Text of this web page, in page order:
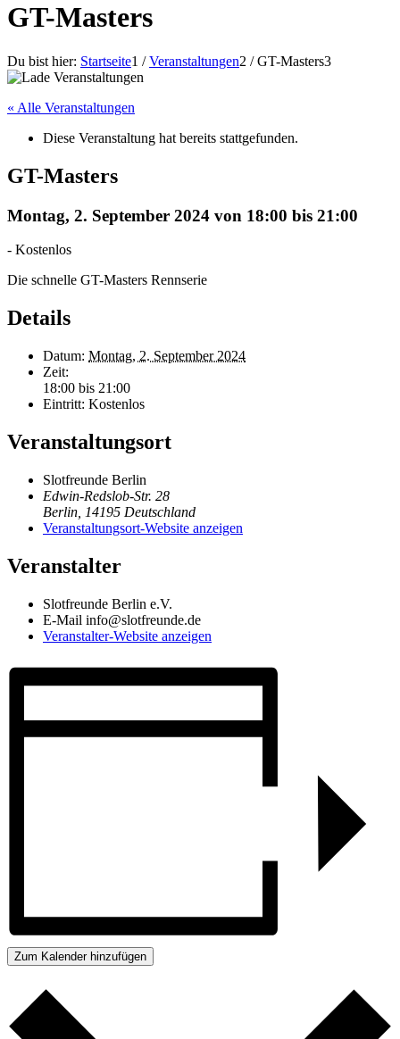
GT-Masters
Du bist hier: Startseite1 / Veranstaltungen2 / GT-Masters3
« Alle Veranstaltungen
Diese Veranstaltung hat bereits stattgefunden.
GT-Masters
Montag, 2. September 2024 von 18:00 bis 21:00
- Kostenlos
Die schnelle GT-Masters Rennserie
Details
Datum: Montag, 2. September 2024
Zeit:
18:00 bis 21:00
Eintritt: Kostenlos
Veranstaltungsort
Slotfreunde Berlin
Edwin-Redslob-Str. 28
Berlin 14195 Deutschland
Veranstaltungsort-Website anzeigen
Veranstalter
Slotfreunde Berlin e.V.
E-Mail info@slotfreunde.de
Veranstalter-Website anzeigen
Zum Kalender hinzufügen